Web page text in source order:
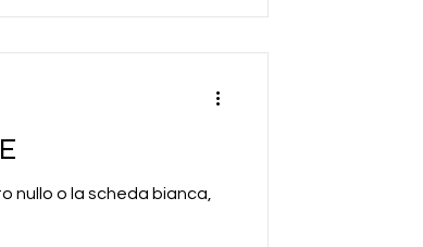
nullo o la scheda bianca,